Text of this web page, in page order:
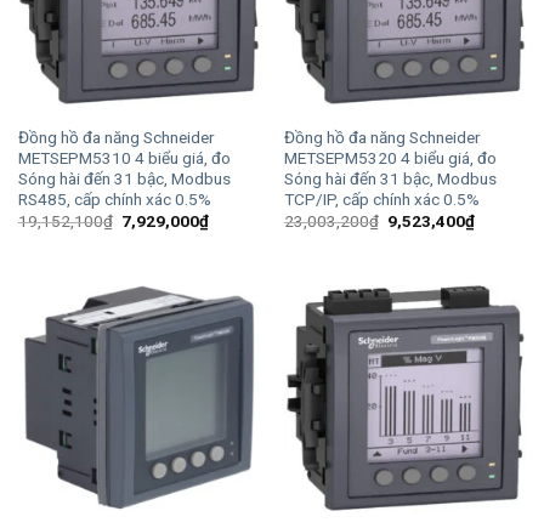
Đồng hồ đa năng Schneider
METSEPM5310 4 biểu giá, đo
Sóng hài đến 31 bậc, Modbus
RS485, cấp chính xác 0.5%
19,152,100₫ Giá
gốc
7,929,000₫Giá
hiện
Đồng hồ đa năng Schneider
METSEPM5320 4 biểu giá, đo
Sóng hài đến 31 bậc, Modbus
TCP/IP, cấp chính xác 0.5%
23,003,200₫ Giá
gốc
9,523,400₫Giá
hiện